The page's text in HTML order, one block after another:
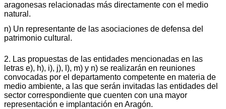
aragonesas relacionadas más directamente con el medio
natural.
n) Un representante de las asociaciones de defensa del
patrimonio cultural.
2. Las propuestas de las entidades mencionadas en las
letras e), h), i), j), l), m) y n) se realizarán en reuniones
convocadas por el departamento competente en materia de
medio ambiente, a las que serán invitadas las entidades del
sector correspondiente que cuenten con una mayor
representación e implantación en Aragón.